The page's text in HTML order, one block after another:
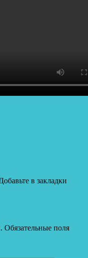
в закладки
Обязательные поля